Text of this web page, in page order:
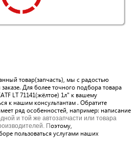
товар(запчасть), мы с радостью
Для более точного подбора товара
71141(жёлтое) 1л" к вашему
к нашим консультантам . Обратите
ряд особенностей, например: написание
и той же автозапчасти или товара
Поэтому,
пользоваться услугами наших